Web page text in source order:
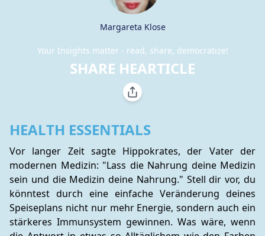
Margareta Klose
Your Insights matter - read, share, democratize!
SHARE HEARTICLE
HEALTH ESSENTIALS
Vor langer Zeit sagte Hippokrates, der Vater der
modernen Medizin: "Lass die Nahrung deine Medizin
sein und die Medizin deine Nahrung." Stell dir vor, du
könntest durch eine einfache Veränderung deines
Speiseplans nicht nur mehr Energie, sondern auch ein
stärkeres Immunsystem gewinnen. Was wäre, wenn